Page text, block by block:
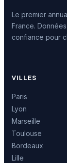
Le premier
France.
confiance pour
VILLES
Paris
Lyon
Marseille
Toulouse
Bordeaux
Lille